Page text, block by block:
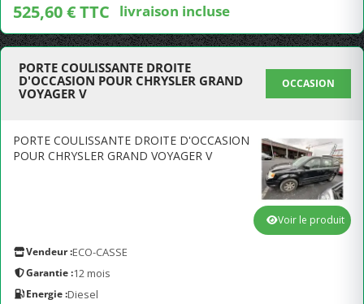
525,60 € TTC livraison incluse
PORTE COULISSANTE DROITE
D'OCCASION POUR CHRYSLER GRAND
VOYAGER V
OCCASION
PORTE COULISSANTE DROITE D'OCCASION
POUR CHRYSLER GRAND VOYAGER V
Vendeur :ECO-CASSE
Garantie :12 mois
Energie :Diesel
Voir le produit